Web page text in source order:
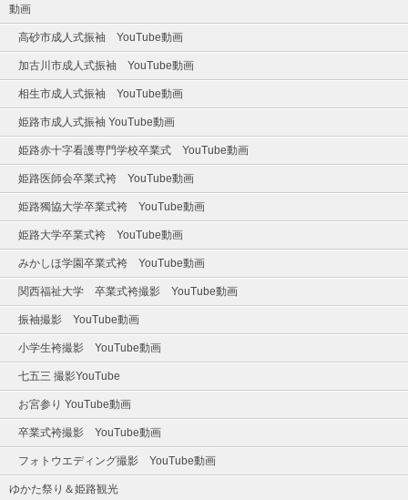
動画
高砂市成人式振袖 YouTube動画
加古川市成人式振袖 YouTube動画
相生市成人式振袖 YouTube動画
姫路市成人式振袖 YouTube動画
姫路赤十字看護専門学校卒業式 YouTube動画
姫路医師会卒業式袴 YouTube動画
姫路獨協大学卒業式袴 YouTube動画
姫路大学卒業式袴 YouTube動画
みかしほ学園卒業式袴 YouTube動画
関西福祉大学 卒業式袴撮影 YouTube動画
振袖撮影 YouTube動画
小学生袴撮影 YouTube動画
七五三 撮影YouTube
お宮参り YouTube動画
卒業式袴撮影 YouTube動画
フォトウエディング撮影 YouTube動画
ゆかた祭り＆姫路観光